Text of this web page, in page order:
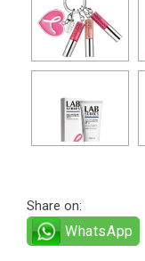
Share on:
WhatsApp